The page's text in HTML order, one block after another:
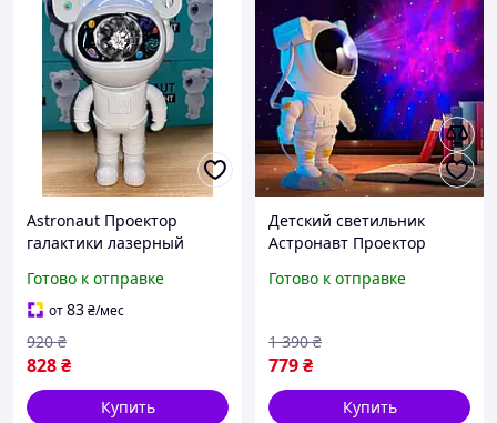
Astronaut Проектор
галактики лазерный
звездное небо на потолке
с пультом Белый
Готово к отправке
от83₴/мес
828₴
920 ₴
Купить
Детский светильник
Астронавт Проектор
Звездного Неба с
Готово к отправке
779₴
1 390 ₴
Купить